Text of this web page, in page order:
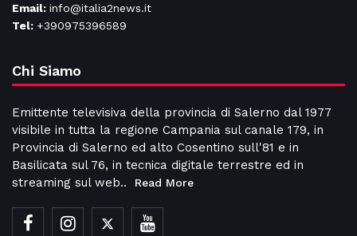
Email: info@italia2news.it
Tel: +390975396589
Chi Siamo
Emittente televisiva della provincia di Salerno dal 1977
visibile in tutta la regione Campania sul canale 179, in
Provincia di Salerno ed alto Cosentino sull'81 e in
Basilicata sul 76, in tecnica digitale terrestre ed in
streaming sul web..
Read More